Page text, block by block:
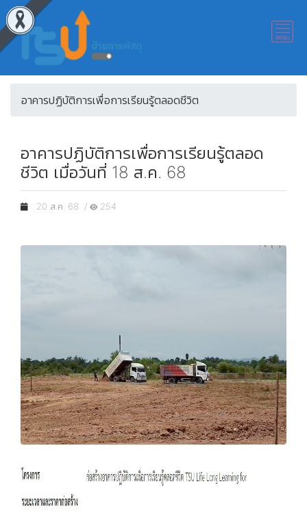
อาคารปฏิบัติการเพื่อการเรียนรู้ตลอดชีวิต
อาคารปฏิบัติการเพื่อการเรียนรู้ตลอด
ชีวิต เมื่อวันที่ 18 ส.ค. 68
20 ส.ค. 68 / 254